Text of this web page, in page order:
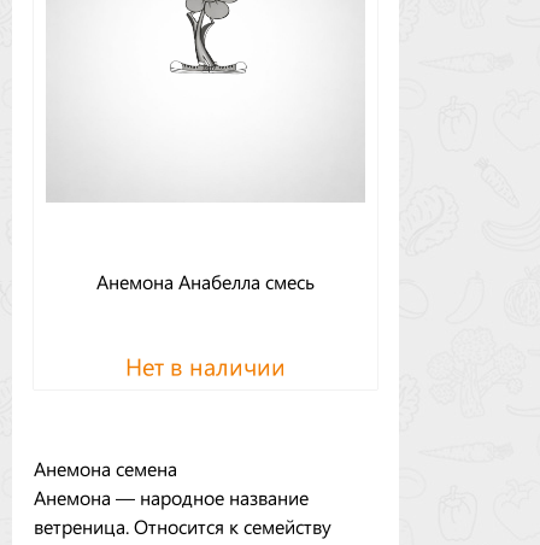
Анемона Анабелла смесь
Нет в наличии
Анемона семена
Анемона — народное название
ветреница. Относится к семейству